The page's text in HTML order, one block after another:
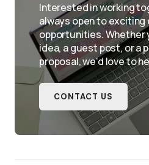
Interested in working
always open to
opportunities. Whether
idea, a guest post, or a
proposal, we'd love to
CONTACT US